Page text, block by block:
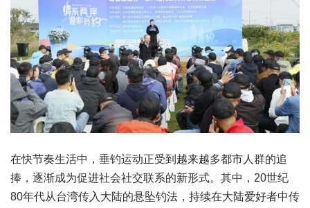
在快节奏生活中，垂钓运动正受到越来越多都市人群的追
捧，逐渐成为促进社会社交联系的新形式。其中，20世纪
80年代从台湾传入大陆的悬坠钓法，持续在大陆爱好者中传